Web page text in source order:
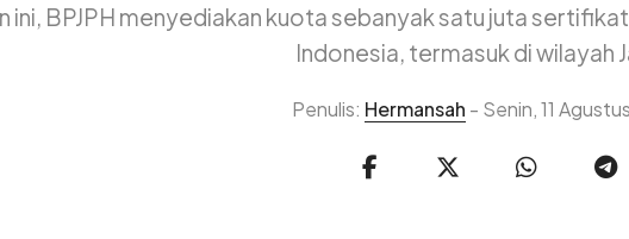
ini, BPJPH menyediakan kuota sebanyak satu juta
Indonesia, termasuk di wilayah
Penulis: Hermansah - Senin, 11